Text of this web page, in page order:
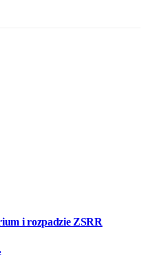
i rozpadzie ZSRR